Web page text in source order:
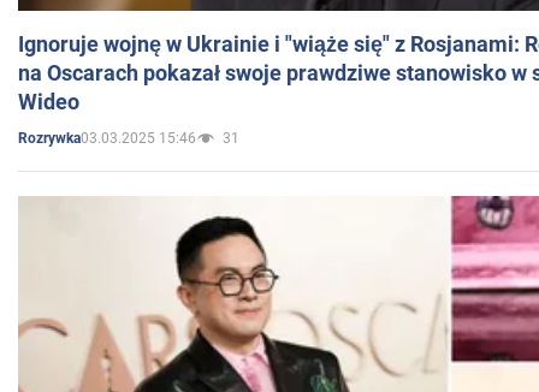
Ignoruje wojnę w Ukrainie i "wiąże się" z Rosjanami:
na Oscarach pokazał swoje prawdziwe stanowisko w
Wideo
Rozrywka03.03.2025 15:46 31